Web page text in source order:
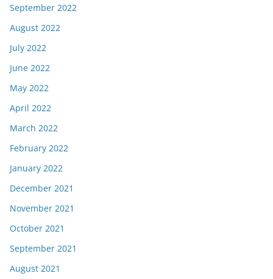
September 2022
August 2022
July 2022
June 2022
May 2022
April 2022
March 2022
February 2022
January 2022
December 2021
November 2021
October 2021
September 2021
August 2021